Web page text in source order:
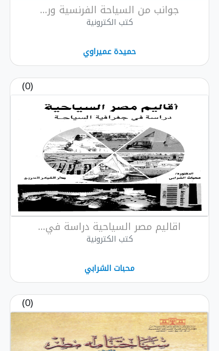
جوانب من السياحة الفرنسية ور...
كتب الكترونية
حميدة عميراوي
(0)
اقاليم مصر السياحية دراسة في...
كتب الكترونية
محبات الشرابي
(0)